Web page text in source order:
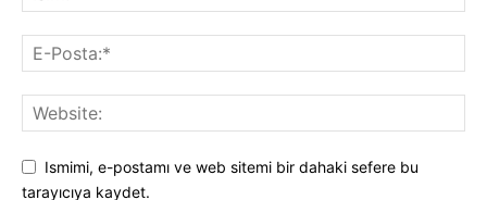
Ismimi, e-postamı ve web sitemi bir dahaki sefere bu
tarayıcıya kaydet.